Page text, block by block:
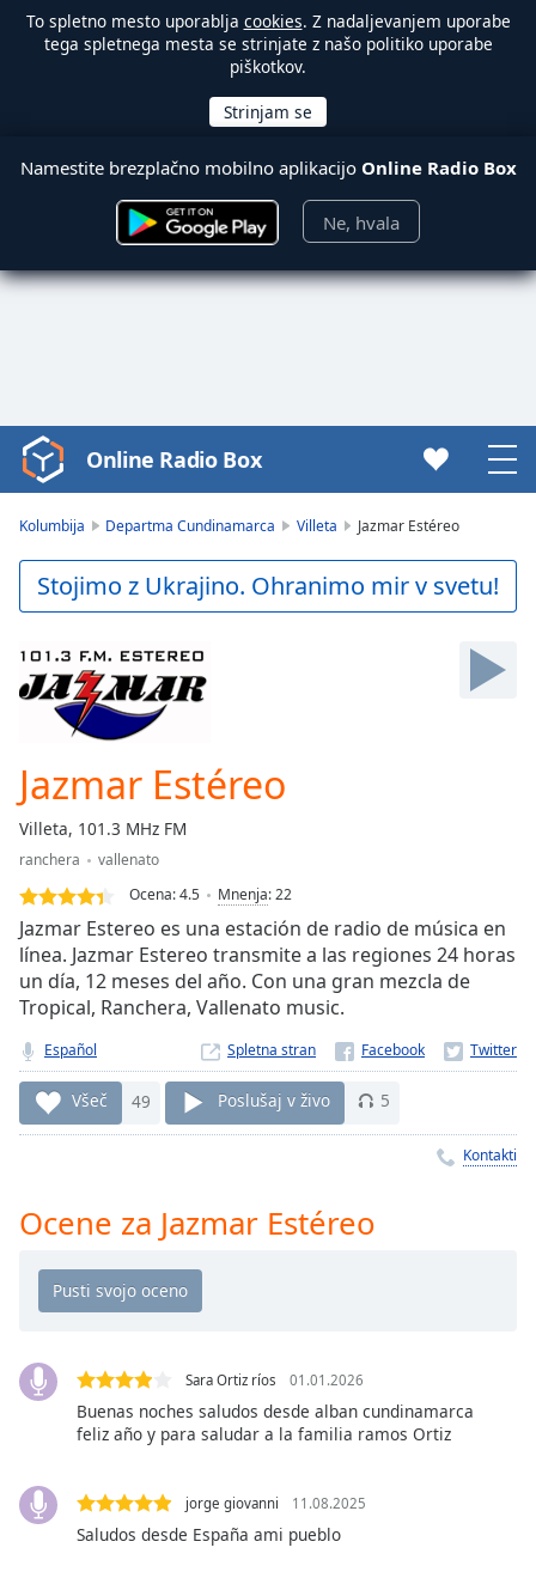
To spletno mesto uporablja cookies. Z nadaljevanjem uporabe
tega spletnega mesta se strinjate z našo politiko uporabe
piškotkov.
Namestite brezplačno mobilno aplikacijo Online Radio Box
Ne, hvala
Video
Player
Play
Video
Skip
Backward
Skip
Forward
Current
Time0:00
Duration
Loaded:
0.00%
Stream
TypeLIVE
Seek to
live,
currently
live LIVE
Remaining
Time-
Playback
Rate
Chapters
Chapters
Descriptions
descriptions
,
Subtitles
Online Radio Box
Kolumbija Departma Cundinamarca Villeta Jazmar Estéreo
Stojimo z Ukrajino. Ohranimo mir v svetu!
Jazmar Estéreo
Villeta, 101.3 MHz FM
ranchera
vallenato
Ocena:4.5 Mnenja:22
Jazmar Estereo es una estación de radio de música en
línea. Jazmar Estereo transmite a las regiones 24 horas
un día, 12 meses del año. Con una gran mezcla de
Tropical, Ranchera, Vallenato music.
Español Spletna stran
Všeč 49 Poslušaj v živo 5
Kontakti
Ocene za Jazmar Estéreo
Sara Ortiz ríos 01.01.2026
Buenas noches saludos desde alban cundinamarca
feliz año y para saludar a la familia ramos Ortiz
jorge giovanni 11.08.2025
Saludos desde España ami pueblo